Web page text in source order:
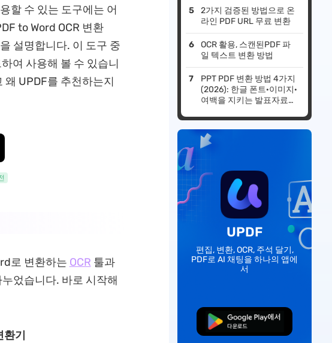
할 수 있는 도구에는 어
to Word OCR 변환
설명합니다. 이 도구 중
여 사용해 볼 수 있습니
UPDF를 추천하는지
로 변환하는 OCR 툴과
었습니다. 바로 시작해
기
2가지 검증된 방법으로 온
라인 PDF URL 무료 변환
OCR 활용, 스캔된PDF 파
일 텍스트 변환 방법
PPT PDF 변환 방법 4가지
(2026): 한글 폰트·이미지·
여백을 지키는 발표자료
UPDF
편집, 변환, OCR, 주석 달기,
PDF로 AI 채팅을 하나의 앱에
서
무료로 다운로드